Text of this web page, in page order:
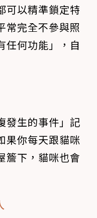
可以精準鎖定特
常完全不參與照
任何功能」，自
發生的事件」記
果你每天跟貓咪
簷下，貓咪也會